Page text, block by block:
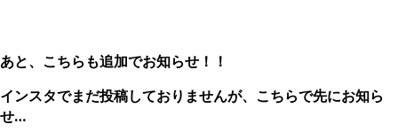
あと、こちらも追加でお知らせ！！
インスタでまだ投稿しておりませんが、こちらで先にお知ら
せ…